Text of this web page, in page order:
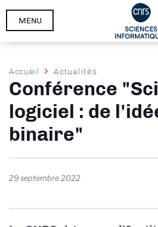
Aller
MENU
Fil
d'Ariane
Accueil Actualités
Conférence
logiciel : de
binaire"
29 septembre 2022